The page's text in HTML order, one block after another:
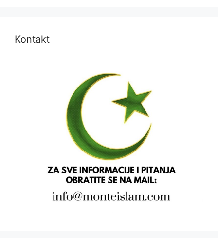
Kontakt